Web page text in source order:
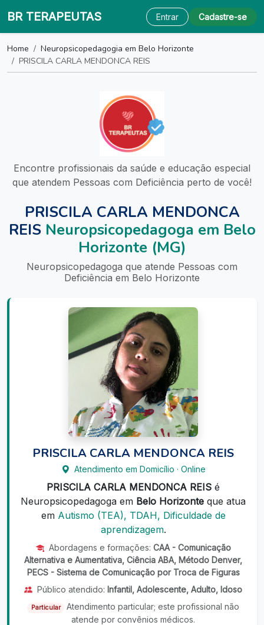
BR TERAPEUTAS Entrar Cadastre-se
Home
Neuropsicopedagogia em Belo Horizonte
PRISCILA CARLA MENDONCA REIS
Encontre profissionais da saúde e educação especial
que atendem Pessoas com Deficiência perto de você!
PRISCILA CARLA MENDONCA
REISNeuropsicopedagoga em Belo
Horizonte (MG)
Neuropsicopedagoga que atende Pessoas com
Deficiência em Belo Horizonte
PRISCILA CARLA MENDONCA REIS
Atendimento em Domicílio · Online
PRISCILA CARLA MENDONCA REIS é
Neuropsicopedagoga em Belo Horizonte que atua
em Autismo (TEA), TDAH, Dificuldade de
aprendizagem.
Abordagens e formações: CAA - Comunicação
Alternativa e Aumentativa, Ciência ABA, Método Denver,
PECS - Sistema de Comunicação por Troca de Figuras
Público atendido: Infantil, Adolescente, Adulto, Idoso
Particular
Atendimento particular; este profissional não
atende por convênios médicos.